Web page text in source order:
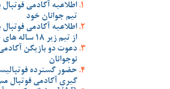
اطلاعیه آکادمی
تیم جوانان خود
اطلاعیه آکادمی
از تیم زیر 18 ساله های خود
دعوت دو بازیکن
نوجوانان
حضور گسترده
گیری آکادمی فوتبال